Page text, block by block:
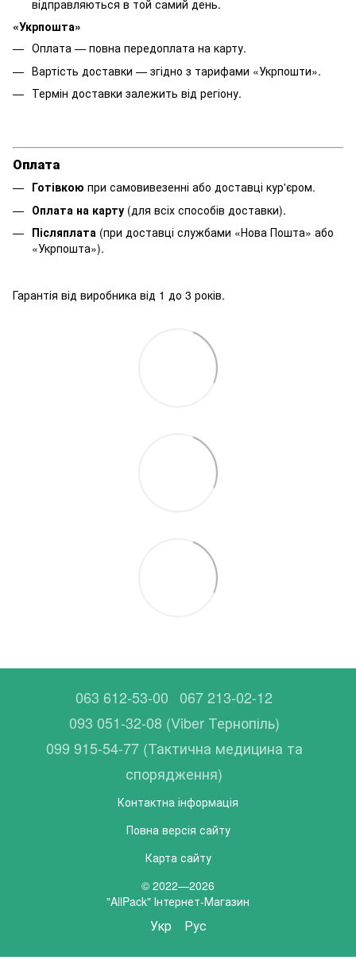
відправляються в той самий день.
«Укрпошта»
Оплата — повна передоплата на карту.
Вартість доставки — згідно з тарифами «Укрпошти».
Термін доставки залежить від регіону.
Оплата
Готівкою при самовивезенні або доставці кур'єром.
Оплата на карту (для всіх способів доставки).
Післяплата (при доставці службами «Нова Пошта» або
«Укрпошта»).
Гарантія від виробника від 1 до 3 років.
063 612-53-00 067 213-02-12
093 051-32-08 (Viber Тернопіль)
099 915-54-77 (Тактична медицина та
спорядження)
Контактна інформація
Повна версія сайту
Карта сайту
© 2022—2026
"AllPack" Інтернет-Магазин
Укр Рус